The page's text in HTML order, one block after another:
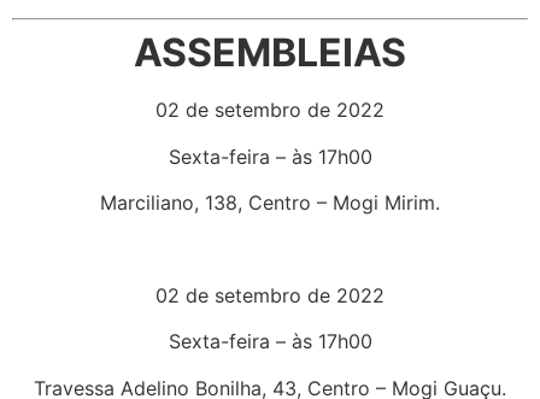
ASSEMBLEIAS
02 de setembro de 2022
Sexta-feira – às 17h00
Marciliano, 138, Centro – Mogi Mirim.
02 de setembro de 2022
Sexta-feira – às 17h00
Travessa Adelino Bonilha, 43, Centro – Mogi Guaçu.